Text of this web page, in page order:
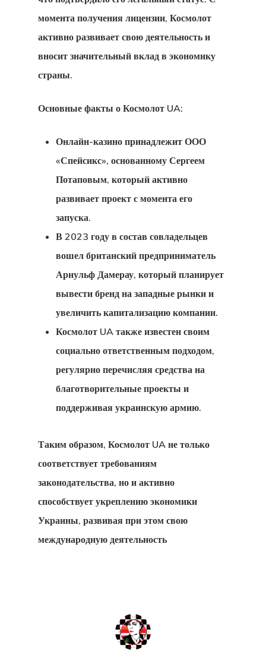
момента получения лицензии, Космолот
активно развивает свою деятельность и
вносит значительный вклад в экономику
страны.
Основные факты о Космолот UA:
Онлайн-казино принадлежит ООО
«Спейсикс», основанному Сергеем
Потаповым, который активно
развивает проект с момента его
запуска.
В 2023 году в состав совладельцев
вошел британский предприниматель
Арнульф Дамерау, который планирует
вывести бренд на западные рынки и
увеличить капитализацию компании.
Космолот UA также известен своим
социально ответственным подходом,
регулярно перечисляя средства на
благотворительные проекты и
поддерживая украинскую армию.
Таким образом, Космолот UA не только
соответствует требованиям
законодательства, но и активно
способствует укреплению экономики
Украины, развивая при этом свою
международную деятельность